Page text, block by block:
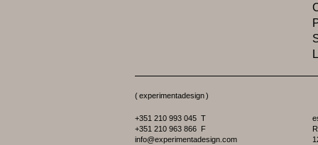
(experimentadesign)
+351 210 993 045 T
+351 210 963 866 F
info@experimentadesign.com